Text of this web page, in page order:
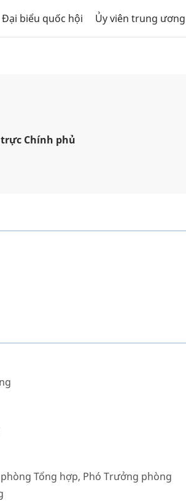
Đại biểu quốc hội Ủy viên trung ương
Chính phủ
Tổng hợp, Phó Trưởng phòng